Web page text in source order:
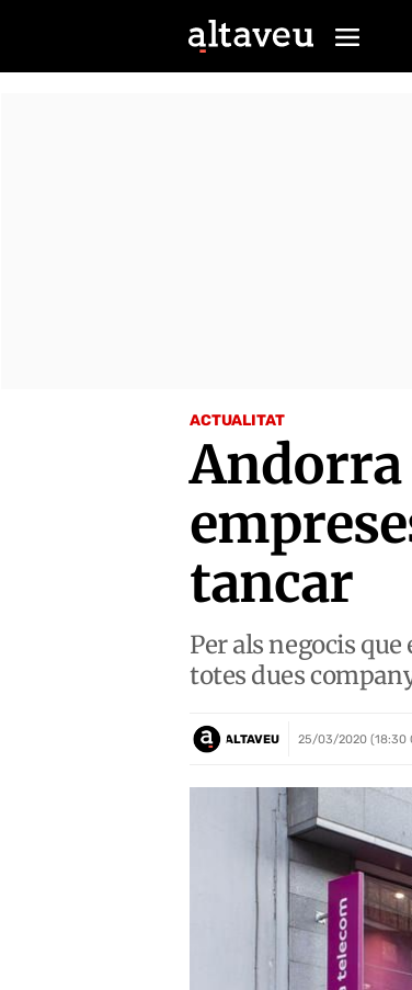
ACTUALITAT
Andorra
tancar
Per als negocis
totes dues
ALTAVEU 25/03/2020 (18:30